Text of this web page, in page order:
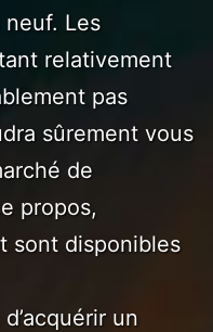
neuf. Les
relativement
pas
sûrement vous
de
propos,
sont disponibles
un